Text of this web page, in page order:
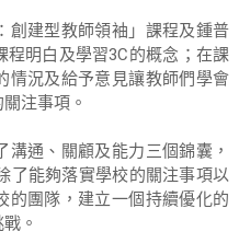
創建型教師領袖」課程及鍾普
明白及學習3C的概念；在課
情況及給予意見讓教師們學會
注事項。
通、關顧及能力三個錦囊，
了能夠落實學校的關注事項以
的團隊，建立一個持續優化的
。